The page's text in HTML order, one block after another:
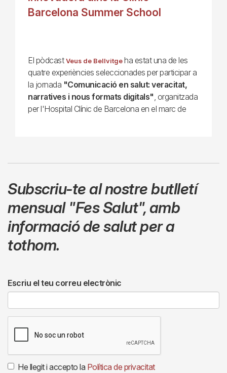
Barcelona Summer School
El pòdcast Veus de Bellvitgeha estat una de les
quatre experiències seleccionades per participar a
la jornada "Comunicació en salut: veracitat,
narratives i nous formats digitals" , organitzada
per l'Hospital Clínic de Barcelona en el marc de
Subscriu-te al nostre butlletí
mensual "Fes Salut",amb
informació de salut per a
tothom.
Escriu el teu correu electrònic
He llegit i accepto la Política de privacitat